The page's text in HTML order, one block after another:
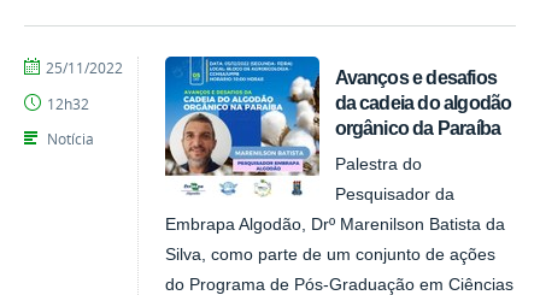
Avanços e desafios
da cadeia do algodão
orgânico da Paraíba
Palestra do
Pesquisador da
Embrapa Algodão, Drº Marenilson Batista da
Silva, como parte de um conjunto de ações
do Programa de Pós-Graduação em Ciências
por
publicado
25/11/2022
12h32
Notícia